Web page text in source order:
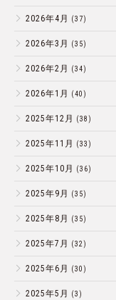
2026年4月 (37)
2026年3月 (35)
2026年2月 (34)
2026年1月 (40)
2025年12月 (38)
2025年11月 (33)
2025年10月 (36)
2025年9月 (35)
2025年8月 (35)
2025年7月 (32)
2025年6月 (30)
2025年5月 (3)